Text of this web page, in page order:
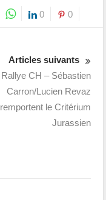
0 0
Articles suivants
Rallye CH – Sébastien
Carron/Lucien Revaz
remportent le Critérium
Jurassien